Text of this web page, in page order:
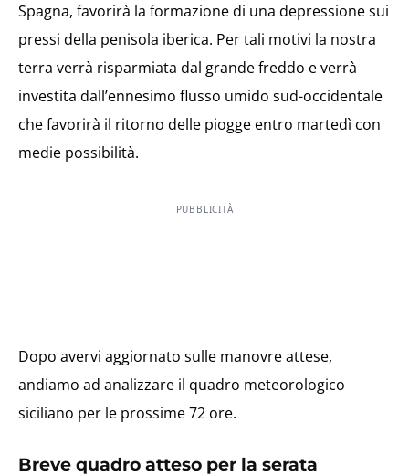
Spagna, favorirà la formazione di una depressione sui
pressi della penisola iberica. Per tali motivi la nostra
terra verrà risparmiata dal grande freddo e verrà
investita dall’ennesimo flusso umido sud-occidentale
che favorirà il ritorno delle piogge entro martedì con
medie possibilità.
PUBBLICITÀ
Dopo avervi aggiornato sulle manovre attese,
andiamo ad analizzare il quadro meteorologico
siciliano per le prossime 72 ore.
Breve quadro atteso per la serata